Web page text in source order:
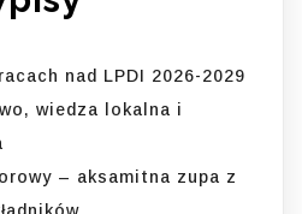
nad LPDI 2026-2029
wiedza lokalna i
– aksamitna zupa z